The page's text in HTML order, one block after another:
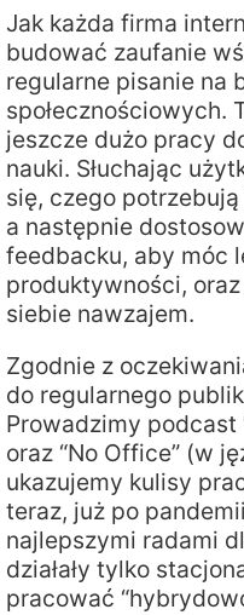
Jak każda firma
budować zaufanie
regularne pisanie na
społecznościowych.
jeszcze dużo pracy
nauki. Słuchając
się, czego
a następnie
feedbacku, aby móc
produktywności,
siebie nawzajem.
Zgodnie z
do regularnego
Prowadzimy podcast
oraz “No Office” (w
ukazujemy kulisy
teraz, już po
najlepszymi radami
działały tylko
pracować